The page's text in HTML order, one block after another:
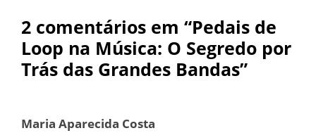
2 comentários em “Pedais de
Loop na Música: O Segredo por
Trás das Grandes Bandas”
Maria Aparecida Costa